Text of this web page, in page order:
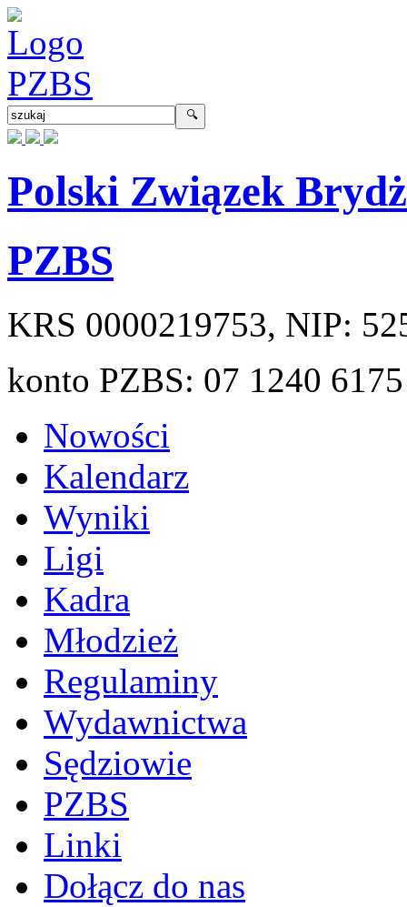
Polski Związek
PZBS
KRS 0000219753, NIP:
konto PZBS: 07 1240
Nowości
Kalendarz
Wyniki
Ligi
Kadra
Młodzież
Regulaminy
Wydawnictwa
Sędziowie
PZBS
Linki
Dołącz do nas